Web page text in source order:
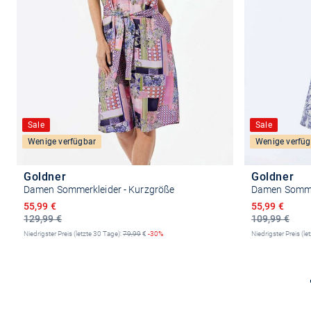
Sale
Wenige verfügbar
Goldner
Damen Sommerkleider - Kurzgröße
129,99 €
Ermäßigter Preis
55,99 €
Niedrigster Preis (letzte 30 Tage):79,99€ -30%
Sale
Wenige
Goldner
Damen
109,99 €
Ermäßigter
55,99 €
Niedrigster Preis